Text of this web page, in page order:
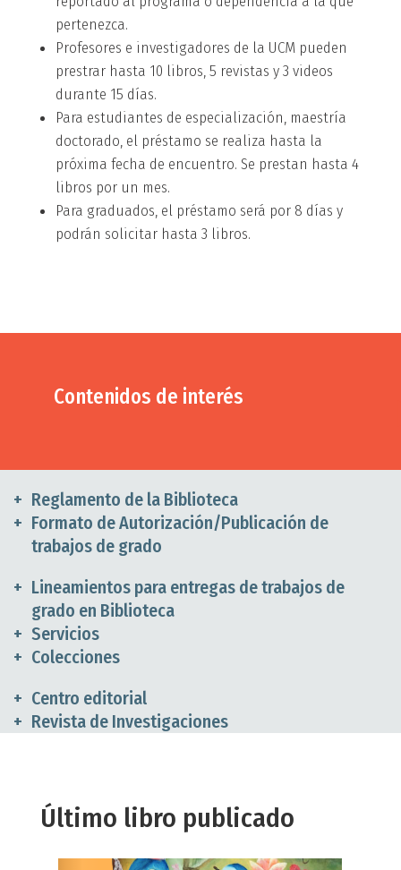
pertenezca.
Profesores e investigadores de la UCM pueden
prestrar hasta 10 libros, 5 revistas y 3 videos
durante 15 días.
Para estudiantes de especialización, maestría
doctorado, el préstamo se realiza hasta la
próxima fecha de encuentro. Se prestan hasta 4
libros por un mes.
Para graduados, el préstamo será por 8 días y
podrán solicitar hasta 3 libros.
Contenidos de interés
Reglamento de la Biblioteca
Formato de Autorización/Publicación de
trabajos de grado
Lineamientos para entregas de trabajos de
grado en Biblioteca
Servicios
Colecciones
Centro editorial
Revista de Investigaciones
Último libro publicado